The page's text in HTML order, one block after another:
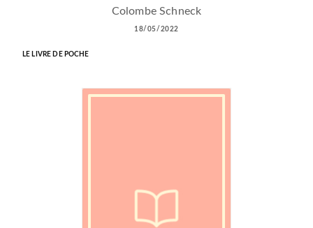
Colombe Schneck
18/05/2022
LE LIVRE DE POCHE